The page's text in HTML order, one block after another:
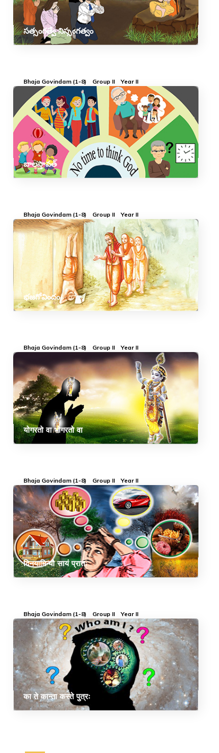
సత్సంగత్వే నిస్సంగత్వం
Bhaja Govindam (1-8) Group II Year II
బాలస్తావత్
Bhaja Govindam (1-8) Group II Year II
భజగోవిందం
Bhaja Govindam (1-8) Group II Year II
योगरतो वा भोगरतो वा
Bhaja Govindam (1-8) Group II Year II
दिनयामिन्यौ सायं प्रातः
Bhaja Govindam (1-8) Group II Year II
का ते कान्ता कस्ते पुत्रः